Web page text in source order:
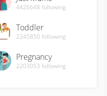
4426648 following
Toddler
2245850 following
Pregnancy
2203053 following